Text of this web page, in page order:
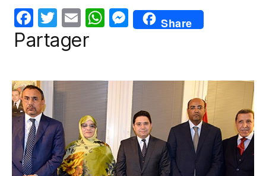
o
o
k
p
p
g
er
F
a
e
b
o
o
k
T
w
itt
er
E
m
W
s
A
p
p
M
e
e
n
g
er
Share
Partager